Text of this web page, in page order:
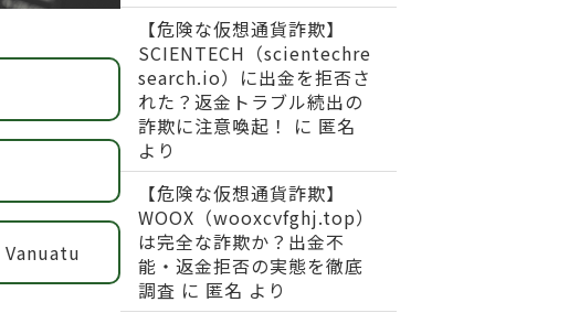
【危険な仮想通貨詐欺】
SCIENTECH（scientechre
search.io）に出金を拒否さ
れた？返金トラブル続出の
詐欺に注意喚起！
に 匿名
より
【危険な仮想通貨詐欺】
WOOX（wooxcvfghj.top）
は完全な詐欺か？出金不
能・返金拒否の実態を徹底
調査 に 匿名 より